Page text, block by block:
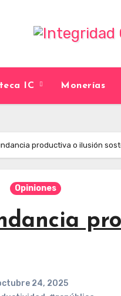
IC Monerías
productiva o ilusión
Opiniones
24, 2025